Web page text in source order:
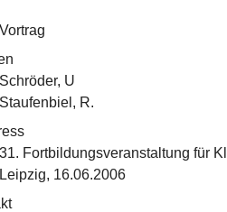
Vortrag
Schröder, U
Staufenbiel, R.
31. Fortbildungsveranstaltung für
Leipzig, 16.06.2006